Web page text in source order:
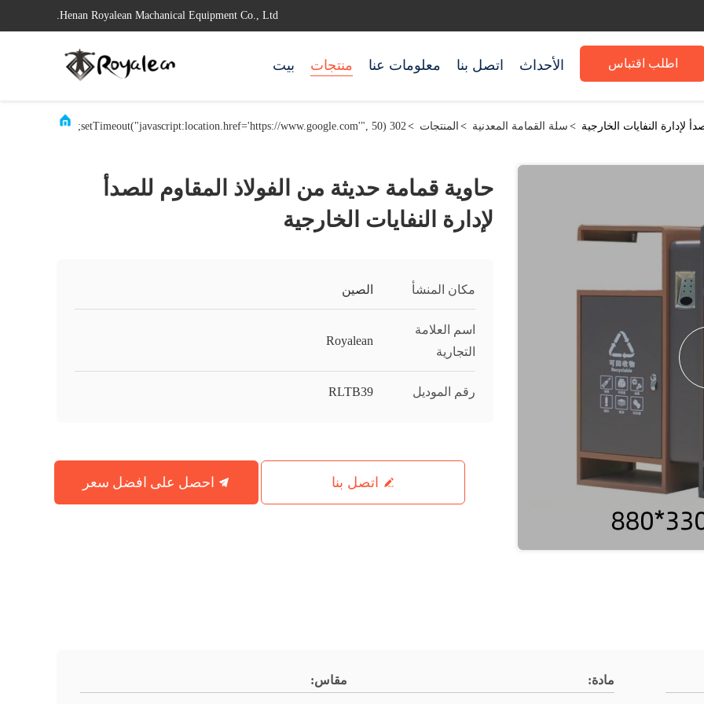
Henan Royalean Machanical Equipment Co., Ltd.
بيت منتجات معلومات عنا اتصل بنا الأحداث اطلب اقتباس
302 setTimeout("javascript:location.href='https://www.google.com'", 50);> المنتجات > سلة القمامة المعدنية > لإدارة النفايات الخارجية
حاوية قمامة حديثة من الفولاذ المقاوم للصدأ
لإدارة النفايات الخارجية
مكان المنشأ الصين
اسم العلامة
التجارية
Royalean
رقم الموديل RLTB39
اتصل بنا
مادة: مقاس: